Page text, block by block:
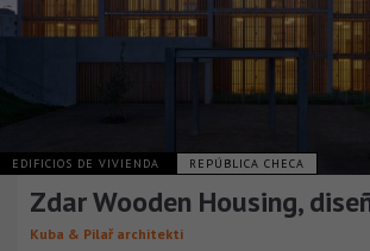
EDIFICIOS DE VIVIENDA REPÚBLICA CHECA
Zdar Wooden Housing,
Kuba & Pilař architekti